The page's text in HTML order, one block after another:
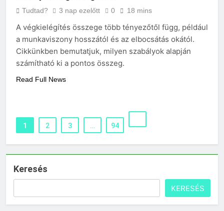
Tudtad? 3 nap ezelőtt 0 18 mins
A végkielégítés összege több tényezőtől függ, például
a munkaviszony hosszától és az elbocsátás okától.
Cikkünkben bemutatjuk, milyen szabályok alapján
számítható ki a pontos összeg.
Read Full News
1 2 3 … 94
Keresés
KERESÉS